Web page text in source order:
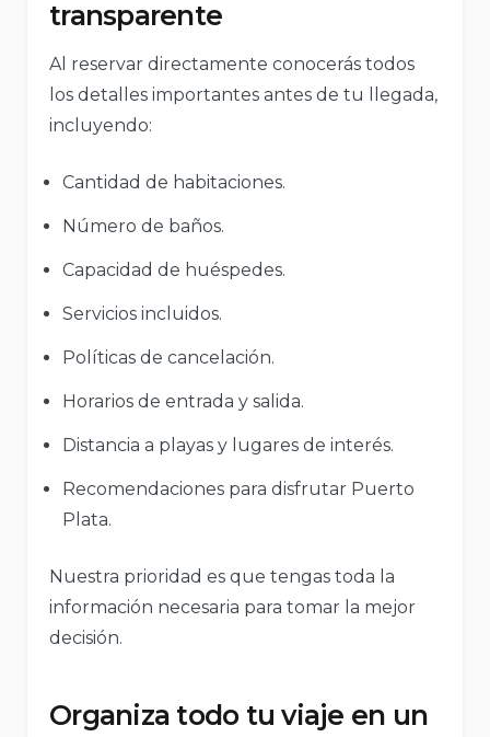
transparente
Al reservar directamente conocerás todos
los detalles importantes antes de tu llegada,
incluyendo:
Cantidad de habitaciones.
Número de baños.
Capacidad de huéspedes.
Servicios incluidos.
Políticas de cancelación.
Horarios de entrada y salida.
Distancia a playas y lugares de interés.
Recomendaciones para disfrutar Puerto
Plata.
Nuestra prioridad es que tengas toda la
información necesaria para tomar la mejor
decisión.
Organiza todo tu viaje en un